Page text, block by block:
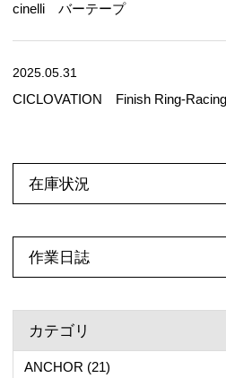
cinelli バーテープ
2025.05.31
CICLOVATION Finish Ring-Racing
在庫状況
作業日誌
カテゴリ
ANCHOR (21)